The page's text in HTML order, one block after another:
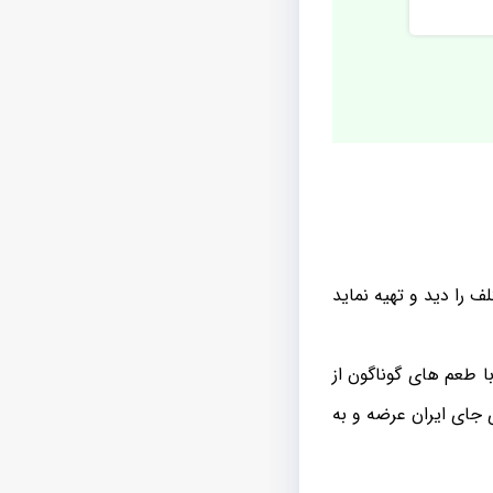
را دید و تهیه نماید
با طعم های گوناگون از
جای ایران عرضه و به